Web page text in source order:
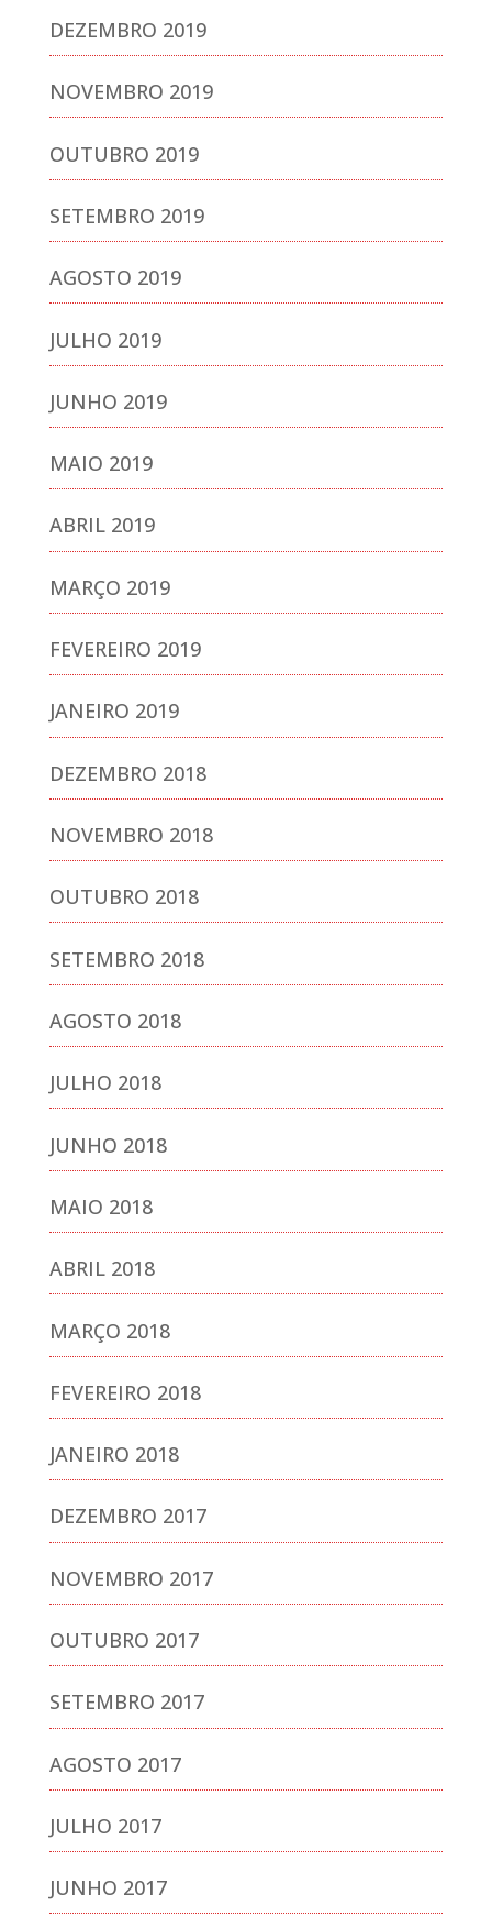
DEZEMBRO 2019
NOVEMBRO 2019
OUTUBRO 2019
SETEMBRO 2019
AGOSTO 2019
JULHO 2019
JUNHO 2019
MAIO 2019
ABRIL 2019
MARÇO 2019
FEVEREIRO 2019
JANEIRO 2019
DEZEMBRO 2018
NOVEMBRO 2018
OUTUBRO 2018
SETEMBRO 2018
AGOSTO 2018
JULHO 2018
JUNHO 2018
MAIO 2018
ABRIL 2018
MARÇO 2018
FEVEREIRO 2018
JANEIRO 2018
DEZEMBRO 2017
NOVEMBRO 2017
OUTUBRO 2017
SETEMBRO 2017
AGOSTO 2017
JULHO 2017
JUNHO 2017